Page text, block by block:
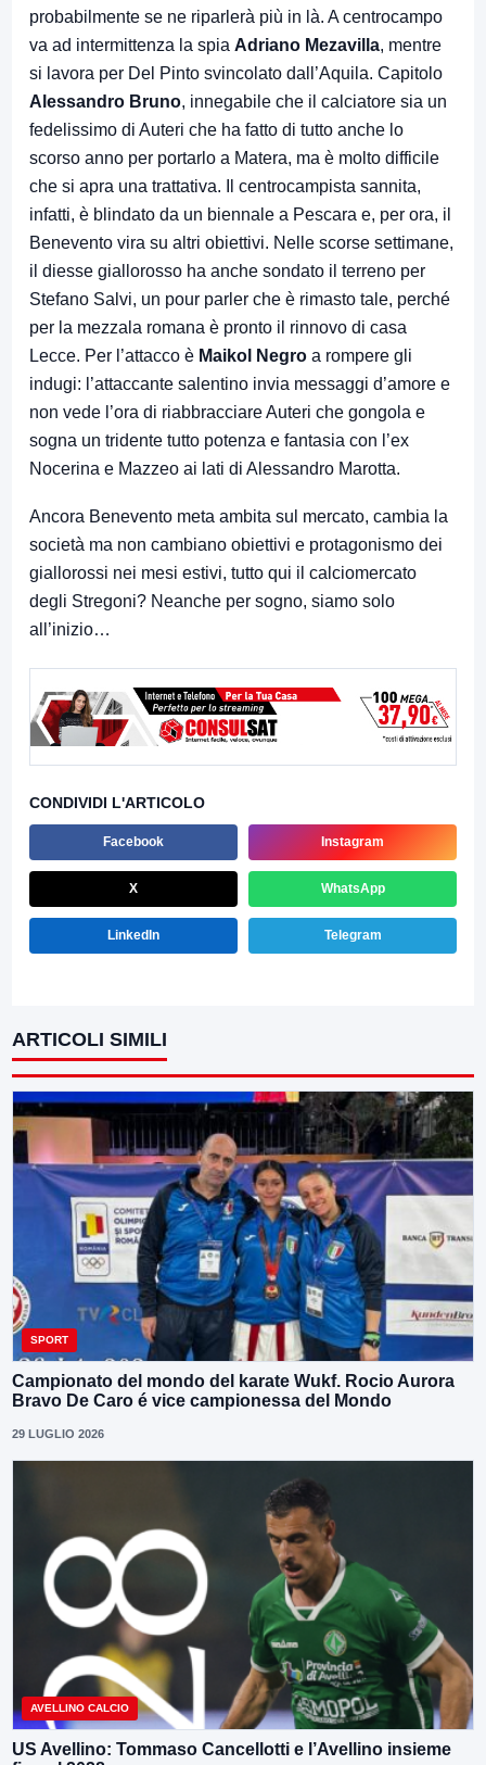
probabilmente se ne riparlerà più in là. A centrocampo
va ad intermittenza la spia Adriano Mezavilla, mentre
si lavora per Del Pinto svincolato dall’Aquila. Capitolo
Alessandro Bruno, innegabile che il calciatore sia un
fedelissimo di Auteri che ha fatto di tutto anche lo
scorso anno per portarlo a Matera, ma è molto difficile
che si apra una trattativa. Il centrocampista sannita,
infatti, è blindato da un biennale a Pescara e, per ora, il
Benevento vira su altri obiettivi. Nelle scorse settimane,
il diesse giallorosso ha anche sondato il terreno per
Stefano Salvi, un pour parler che è rimasto tale, perché
per la mezzala romana è pronto il rinnovo di casa
Lecce. Per l’attacco è Maikol Negro a rompere gli
indugi: l’attaccante salentino invia messaggi d’amore e
non vede l’ora di riabbracciare Auteri che gongola e
sogna un tridente tutto potenza e fantasia con l’ex
Nocerina e Mazzeo ai lati di Alessandro Marotta.
Ancora Benevento meta ambita sul mercato, cambia la
società ma non cambiano obiettivi e protagonismo dei
giallorossi nei mesi estivi, tutto qui il calciomercato
degli Stregoni? Neanche per sogno, siamo solo
all’inizio…
CONDIVIDI L'ARTICOLO
Facebook Instagram
X WhatsApp
LinkedIn Telegram
ARTICOLI SIMILI
SPORT
Campionato del mondo del karate Wukf. Rocio Aurora
Bravo De Caro é vice campionessa del Mondo
29 LUGLIO 2026
AVELLINO CALCIO
US Avellino: Tommaso Cancellotti e l’Avellino insieme